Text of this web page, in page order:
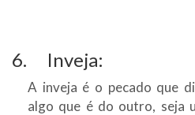
6. Inveja:
A inveja é o pecado que
algo que é do outro, seja